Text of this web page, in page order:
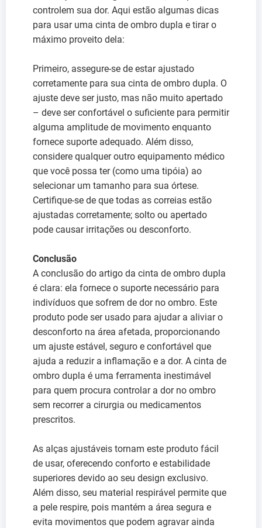
controlem sua dor. Aqui estão algumas dicas
para usar uma cinta de ombro dupla e tirar o
máximo proveito dela:
Primeiro, assegure-se de estar ajustado
corretamente para sua cinta de ombro dupla. O
ajuste deve ser justo, mas não muito apertado
– deve ser confortável o suficiente para permitir
alguma amplitude de movimento enquanto
fornece suporte adequado. Além disso,
considere qualquer outro equipamento médico
que você possa ter (como uma tipóia) ao
selecionar um tamanho para sua órtese.
Certifique-se de que todas as correias estão
ajustadas corretamente; solto ou apertado
pode causar irritações ou desconforto.
Conclusão
A conclusão do artigo da cinta de ombro dupla
é clara: ela fornece o suporte necessário para
indivíduos que sofrem de dor no ombro. Este
produto pode ser usado para ajudar a aliviar o
desconforto na área afetada, proporcionando
um ajuste estável, seguro e confortável que
ajuda a reduzir a inflamação e a dor. A cinta de
ombro dupla é uma ferramenta inestimável
para quem procura controlar a dor no ombro
sem recorrer a cirurgia ou medicamentos
prescritos.
As alças ajustáveis tornam este produto fácil
de usar, oferecendo conforto e estabilidade
superiores devido ao seu design exclusivo.
Além disso, seu material respirável permite que
a pele respire, pois mantém a área segura e
evita movimentos que podem agravar ainda